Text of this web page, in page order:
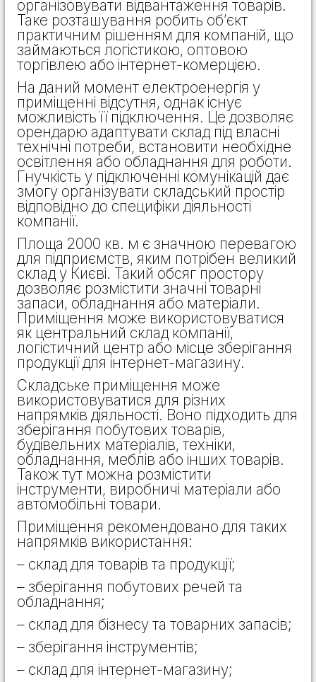
організовувати відвантаження товарів.
Таке розташування робить об’єкт
практичним рішенням для компаній, що
займаються логістикою, оптовою
торгівлею або інтернет-комерцією.
На даний момент електроенергія у
приміщенні відсутня, однак існує
можливість її підключення. Це дозволяє
орендарю адаптувати склад під власні
технічні потреби, встановити необхідне
освітлення або обладнання для роботи.
Гнучкість у підключенні комунікацій дає
змогу організувати складський простір
відповідно до специфіки діяльності
компанії.
Площа 2000 кв. м є значною перевагою
для підприємств, яким потрібен великий
склад у Києві. Такий обсяг простору
дозволяє розмістити значні товарні
запаси, обладнання або матеріали.
Приміщення може використовуватися
як центральний склад компанії,
логістичний центр або місце зберігання
продукції для інтернет-магазину.
Складське приміщення може
використовуватися для різних
напрямків діяльності. Воно підходить для
зберігання побутових товарів,
будівельних матеріалів, техніки,
обладнання, меблів або інших товарів.
Також тут можна розмістити
інструменти, виробничі матеріали або
автомобільні товари.
Приміщення рекомендовано для таких
напрямків використання:
– склад для товарів та продукції;
– зберігання побутових речей та
обладнання;
– склад для бізнесу та товарних запасів;
– зберігання інструментів;
– склад для інтернет-магазину;